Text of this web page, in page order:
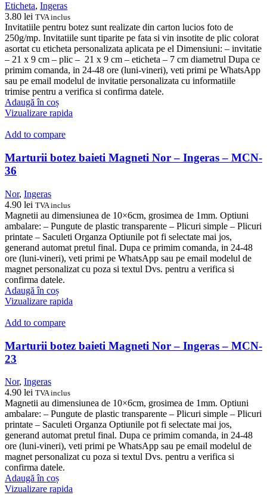
Eticheta, Ingeras
3.80 lei TVA inclus
Invitatiile pentru botez sunt realizate din carton lucios foto de
250g/mp. Invitatiile sunt tiparite pe fata si vin insotite de plic colorat
asortat cu eticheta personalizata aplicata pe el Dimensiuni: – invitatie
– 21 x 9 cm – plic – 21 x 9 cm – eticheta – 7 cm diametrul Dupa ce
primim comanda, in 24-48 ore (luni-vineri), veti primi pe WhatsApp
sau pe email modelul de invitatie personalizata cu informatiile
trimise pentru a verifica si confirma datele.
Adaugă în coș
Vizualizare rapida
Add to compare
Marturii botez baieti Magneti Nor – Ingeras – MCN-
36
Nor, Ingeras
4.90 lei TVA inclus
Magnetii au dimensiunea de 10×6cm, grosimea de 1mm. Optiuni
ambalare: – Pungute de plastic transparente – Plicuri simple – Plicuri
printate – Saculeti Organza Optiunile pot fi selectate mai jos,
generand automat pretul final. Dupa ce primim comanda, in 24-48
ore (luni-vineri), veti primi pe WhatsApp sau pe email modelul de
magnet personalizat cu poza si textul Dvs. pentru a verifica si
confirma datele.
Adaugă în coș
Vizualizare rapida
Add to compare
Marturii botez baieti Magneti Nor – Ingeras – MCN-
23
Nor, Ingeras
4.90 lei TVA inclus
Magnetii au dimensiunea de 10×6cm, grosimea de 1mm. Optiuni
ambalare: – Pungute de plastic transparente – Plicuri simple – Plicuri
printate – Saculeti Organza Optiunile pot fi selectate mai jos,
generand automat pretul final. Dupa ce primim comanda, in 24-48
ore (luni-vineri), veti primi pe WhatsApp sau pe email modelul de
magnet personalizat cu poza si textul Dvs. pentru a verifica si
confirma datele.
Adaugă în coș
Vizualizare rapida